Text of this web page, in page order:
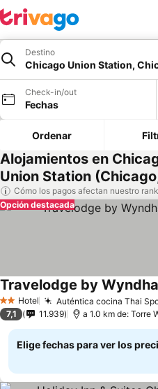
Destino
Chicago Union Station,
Check-in/out
Fechas
Ordenar
Alojamientos en
Union Station
Cómo los pagos afectan nuestro
Opción destacada
2 Estrellas
Hotel Auténtica cocina Thai
Travelodge by
7,1 11.939 a 1.0 km de: Torre
Elige fechas para ver los